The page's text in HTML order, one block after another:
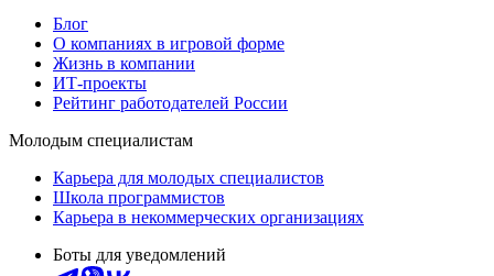
Блог
О компаниях в игровой форме
Жизнь в компании
ИТ-проекты
Рейтинг работодателей России
Молодым специалистам
Карьера для молодых специалистов
Школа программистов
Карьера в некоммерческих организациях
Боты для уведомлений